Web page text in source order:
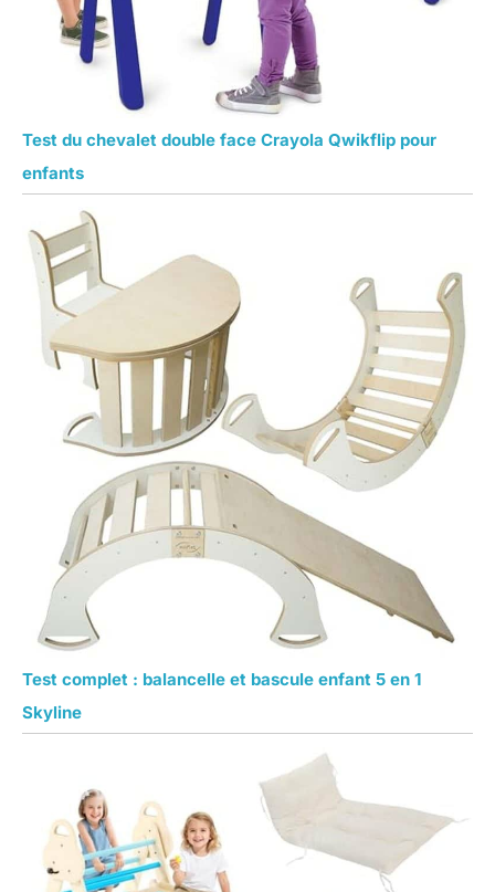
Test du chevalet double face Crayola Qwikflip pour
enfants
Test complet : balancelle et bascule enfant 5 en 1
Skyline